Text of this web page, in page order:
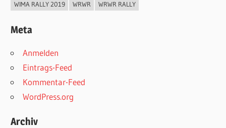
WIMA RALLY 2019 WRWR WRWR RALLY
Meta
Anmelden
Eintrags-Feed
Kommentar-Feed
WordPress.org
Archiv